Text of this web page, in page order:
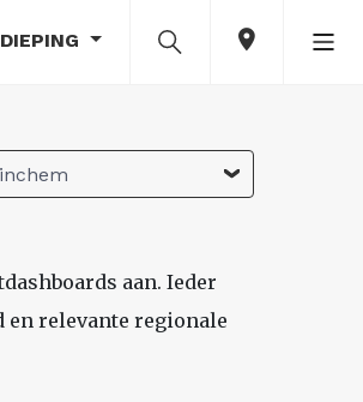
aan. Ieder
en relevante regionale